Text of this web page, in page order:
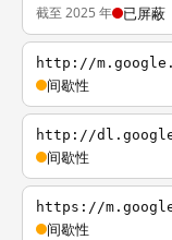
截至 2025 年 已屏蔽
http://
间歇性
http://
间歇性
https://
间歇性